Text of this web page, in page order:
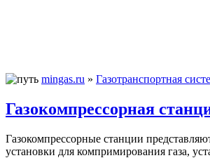
mingas.ru » Газотранспортная
Газокомпрессорная
Газокомпрессорные станции
установки для компримирования газа,